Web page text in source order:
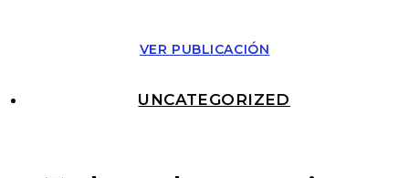
VER PUBLICACIÓN
UNCATEGORIZED